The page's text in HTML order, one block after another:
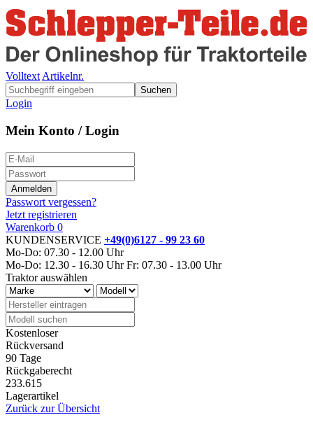
Volltext Artikelnr.
Suchen
Login
Mein Konto / Login
Passwort vergessen?
Jetzt registrieren
Warenkorb 0
KUNDENSERVICE +49(0)6127 - 99 23 60
Mo-Do: 07.30 - 12.00 Uhr
Mo-Do: 12.30 - 16.30 Uhr Fr: 07.30 - 13.00 Uhr
Traktor auswählen
Kostenloser
Rückversand
90 Tage
Rückgaberecht
233.615
Lagerartikel
Zurück zur Übersicht